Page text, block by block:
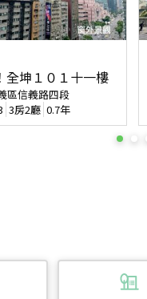
全坤１０１十一樓
區信義路四段
3房2廳 0.7年